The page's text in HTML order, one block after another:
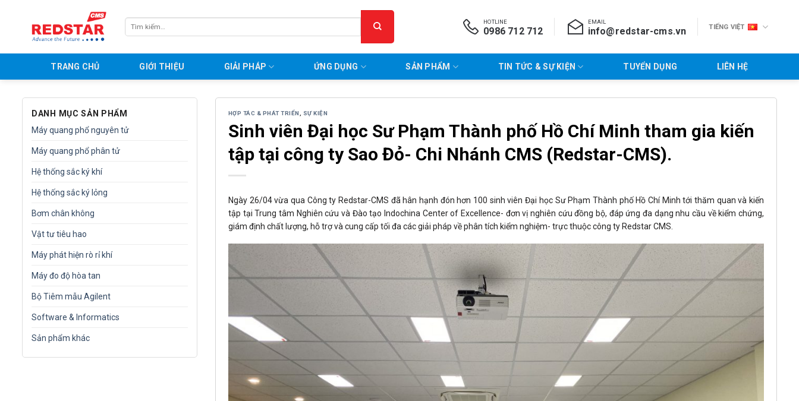
Tìm
kiếm:
HOTLINE
0986 712 712
EMAIL
info@redstar-cms.vn TIẾNG VIỆT
TRANG CHỦ GIỚI THIỆU GIẢI PHÁP ỨNG DỤNG SẢN PHẨM TIN TỨC & SỰ KIỆN TUYỂN DỤNG LIÊN HỆ
DANH MỤC SẢN PHẨM
Máy quang phổ nguyên tử
Máy quang phổ phân tử
Hệ thống sắc ký khí
Hệ thống sắc ký lỏng
Bơm chân không
Vật tư tiêu hao
Máy phát hiện rò rỉ khí
Máy đo độ hòa tan
Bộ Tiêm mẫu Agilent
Software & Informatics
Sản phẩm khác
HỢP TÁC & PHÁT TRIỂN SỰ KIỆN
Sinh viên Đại học Sư Phạm Thành phố Hồ Chí Minh tham gia kiến
tập tại công ty Sao Đỏ- Chi Nhánh CMS (Redstar-CMS).
Ngày 26/04 vừa qua Công ty Redstar-CMS đã hân hạnh đón hơn 100 sinh viên Đại học Sư Phạm Thành phố Hồ Chí Minh tới thăm quan và kiến
tập tại Trung tâm Nghiên cứu và Đào tạo Indochina Center of Excellence- đơn vị nghiên cứu đồng bộ, đáp ứng đa dạng nhu cầu về kiểm chứng,
giám định chất lượng, hỗ trợ và cung cấp tối đa các giải pháp về phân tích kiểm nghiệm- trực thuộc công ty Redstar CMS.